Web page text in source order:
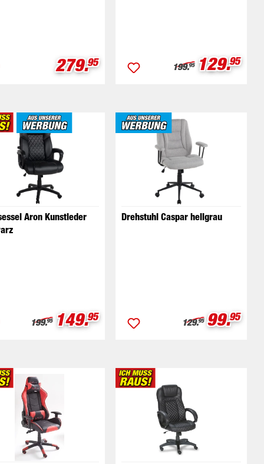
Verkaufspreis:
279.95 Regulärer Preis:
199.95 129.95
Aron Kunstleder
Regulärer Preis:
199.95 Verkaufspreis:
149.95
Drehstuhl Caspar hellgrau
Regulärer Preis:
129.95 99.95